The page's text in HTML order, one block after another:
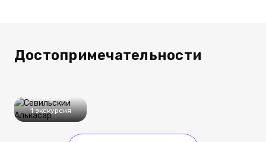
Достопримечательности
Алькасар
1 экскурсия